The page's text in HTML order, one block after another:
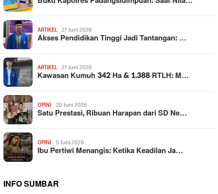
ARTIKEL 27 Juni 2026
Akses Pendidikan Tinggi Jadi Tantangan: …
ARTIKEL 27 Juni 2026
Kawasan Kumuh 342 Ha & 1.388 RTLH: M…
OPINI 20 Juni 2026
Satu Prestasi, Ribuan Harapan dari SD Ne…
OPINI 5 Juni 2026
Ibu Pertiwi Menangis: Ketika Keadilan Ja…
INFO SUMBAR